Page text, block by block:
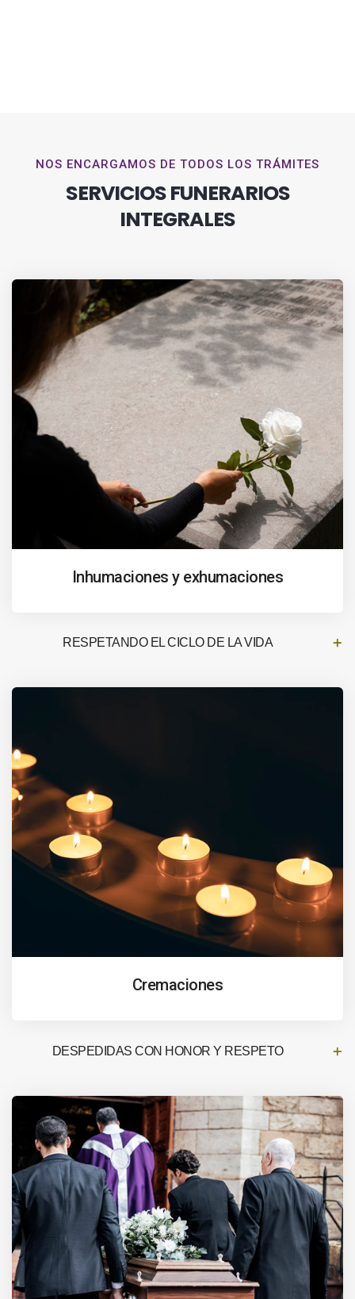
NOS ENCARGAMOS DE TODOS LOS TRÁMITES
SERVICIOS FUNERARIOS
INTEGRALES
Inhumaciones y exhumaciones
RESPETANDO EL CICLO DE LA VIDA
Cremaciones
DESPEDIDAS CON HONOR Y RESPETO